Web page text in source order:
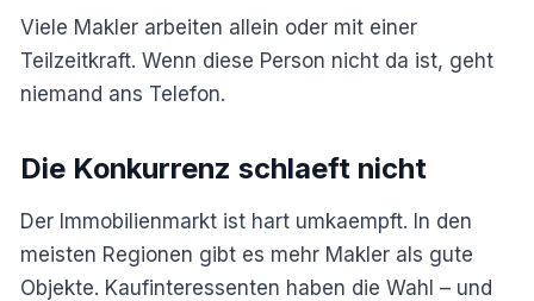
Viele Makler arbeiten allein oder mit einer
Teilzeitkraft. Wenn diese Person nicht da ist, geht
niemand ans Telefon.
Die Konkurrenz schlaeft nicht
Der Immobilienmarkt ist hart umkaempft. In den
meisten Regionen gibt es mehr Makler als gute
Objekte. Kaufinteressenten haben die Wahl – und